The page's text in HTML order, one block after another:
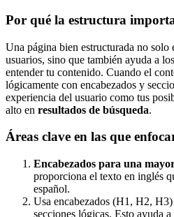
Por qué la estructura
Una página bien estructurada no solo
usuarios, sino que también ayuda a
entender tu contenido. Cuando el
lógicamente con encabezados y
experiencia del usuario como tus
alto en resultados de búsqueda.
Áreas clave en las que
Encabezados para una
proporciona el texto en inglés
español.
Usa encabezados (H1, H2,
secciones lógicas. Esto ayuda